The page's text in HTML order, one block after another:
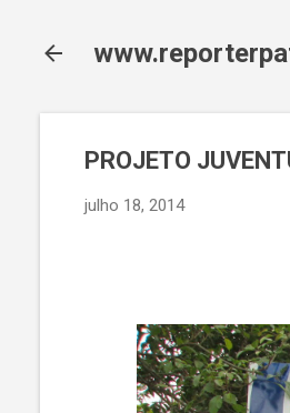
PROJETO
julho 18, 2014